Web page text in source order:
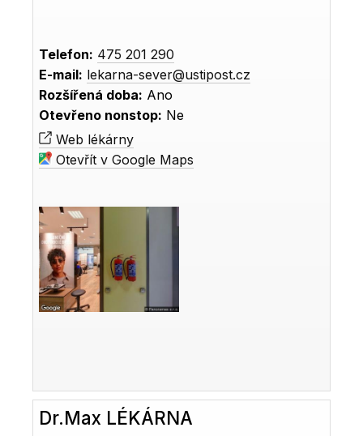
Telefon: 475 201 290
E-mail: lekarna-sever@ustipost.cz
Rozšířená doba: Ano
Otevřeno nonstop: Ne
Web lékárny
Otevřít v Google Maps
Dr.Max LÉKÁRNA